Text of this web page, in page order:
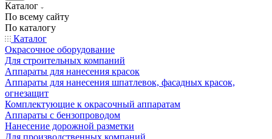
Каталог
По всему сайту
По каталогу
Каталог
Окрасочное оборудование
Для строительных компаний
Аппараты для нанесения красок
Аппараты для нанесения шпатлевок, фасадных красок,
огнезащит
Комплектующие к окрасочный аппаратам
Аппараты с бензопроводом
Нанесение дорожной разметки
Для производственных компаний